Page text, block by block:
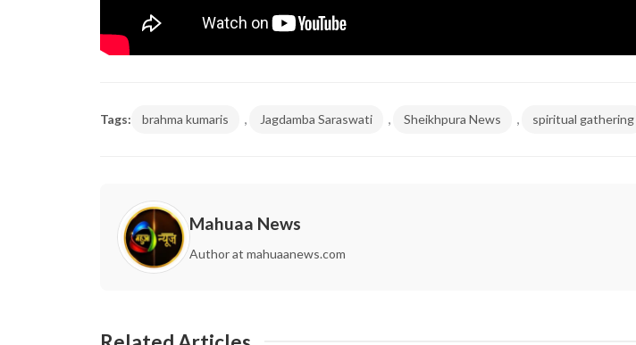
Tags: brahma kumaris Jagdamba Saraswati Sheikhpura News spiritual gathering
Mahuaa News
Author at mahuaanews.com